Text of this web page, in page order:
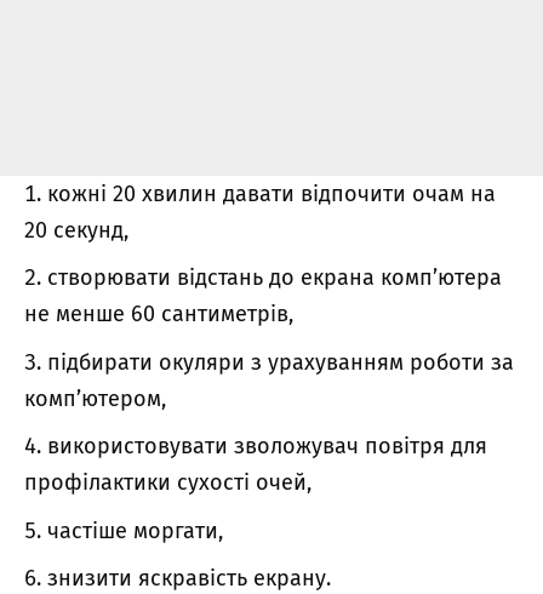
кожні 20 хвилин давати відпочити очам на
20 секунд,
створювати відстань до екрана комп’ютера
не менше 60 сантиметрів,
підбирати окуляри з урахуванням роботи за
комп’ютером,
використовувати зволожувач повітря для
профілактики сухості очей,
частіше моргати,
знизити яскравість екрану.